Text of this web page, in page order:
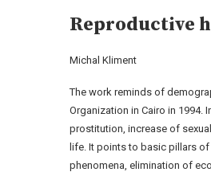
Reproductive
Michal Kliment
The work reminds of
Organization in Cairo in
prostitution, increase of
life. It points to basic pillars
phenomena, elimination of